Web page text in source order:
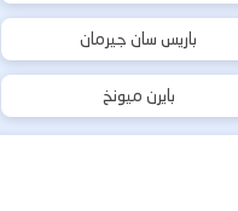
باريس سان جيرمان
بايرن ميونخ